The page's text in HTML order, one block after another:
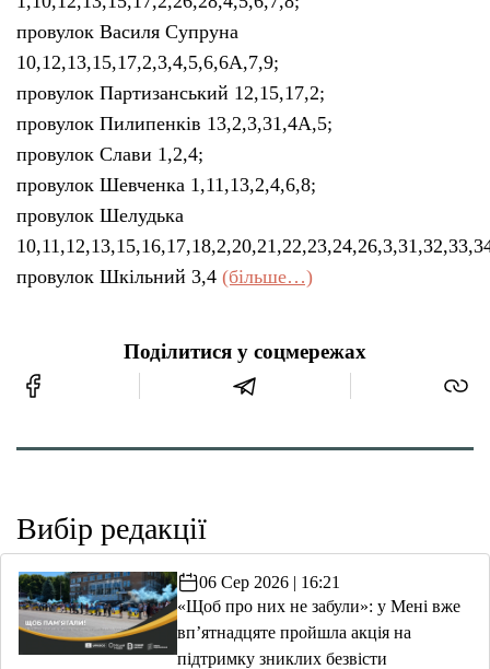
провулок Василя Супруна
10,12,13,15,17,2,3,4,5,6,6А,7,9;
провулок Партизанський 12,15,17,2;
провулок Пилипенків 13,2,3,31,4А,5;
провулок Слави 1,2,4;
провулок Шевченка 1,11,13,2,4,6,8;
провулок Шелудька
провулок Шкільний 3,4 (більше…)
Поділитися у соцмережах
Вибір редакції
06 Сер 2026 | 16:21
«Щоб про них не забули»: у Мені вже
вп’ятнадцяте пройшла акція на
підтримку зниклих безвісти